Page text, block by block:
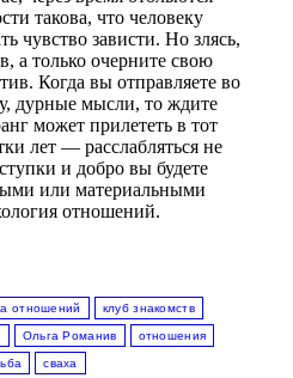
такова, что человеку
чувство зависти. Но злясь,
а только очерните свою
Когда вы отправляете во
дурные мысли, то ждите
может прилететь в тот
лет — расслабляться не
и добро вы будете
или материальными
отношений.
отношений клуб знакомств
Ольга Романив отношения
сваха